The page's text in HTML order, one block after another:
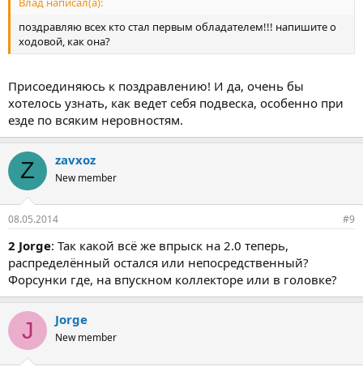
поздравляю всех кто стал первым обладателем!!! напишите о
ходовой, как она?
Присоединяюсь к поздравлению! И да, очень бы
хотелось узнать, как ведет себя подвеска, особенно при
езде по всяким неровностям.
Z zavxoz
New member
08.05.2014 #9
2 Jorge: Так какой всё же впрыск на 2.0 теперь,
распределённый остался или непосредственный?
Форсунки где, на впускном коллекторе или в головке?
J Jorge
New member